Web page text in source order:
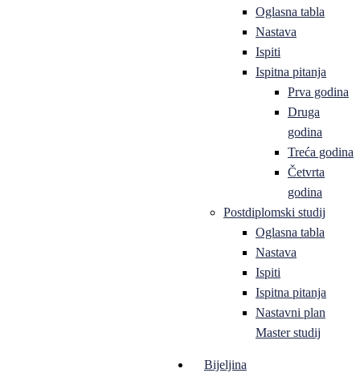
Oglasna tabla
Nastava
Ispiti
Ispitna pitanja
Prva godina
Druga
godina
Treća godina
Četvrta
godina
Postdiplomski studij
Oglasna tabla
Nastava
Ispiti
Ispitna pitanja
Nastavni plan
Master studij
Bijeljina